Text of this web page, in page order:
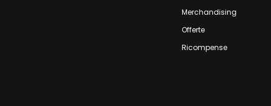
Merchandising
Offerte
Ricompense